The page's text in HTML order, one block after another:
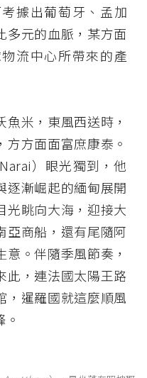
據出葡萄牙、孟加
元的血脈，某方面
流中心所帶來的產
米，東風西送時，
方面面富庶康泰。
）眼光獨到，他
逐漸崛起的緬甸展開
光眺向大海，迎接大
亞商船，還有尾隨阿
。伴隨季風節奏，
此，連法國太陽王路
，暹羅國就這麼順風